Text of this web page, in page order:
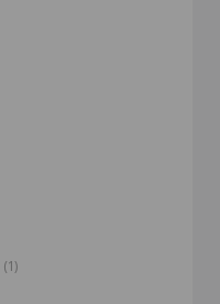
(1)